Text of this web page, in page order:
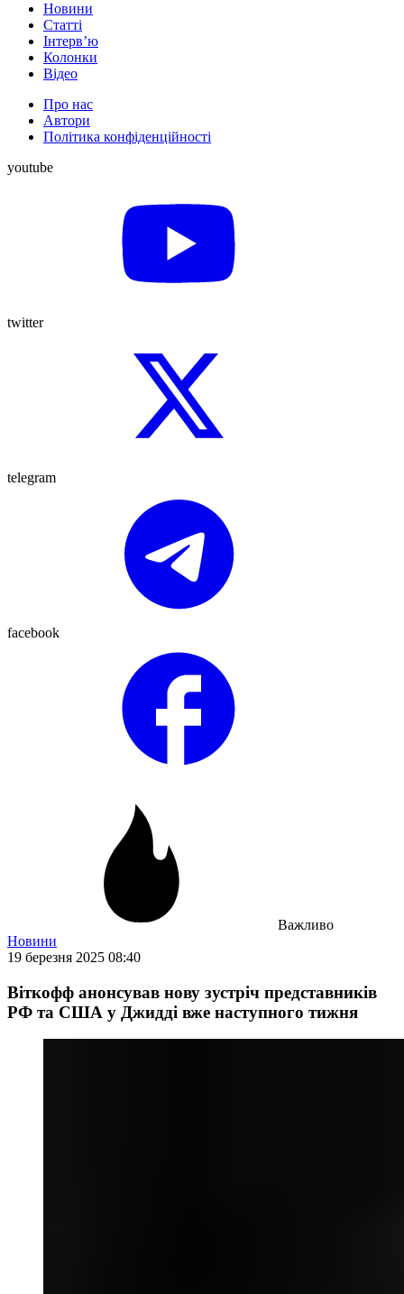
Новини
Статті
Інтерв’ю
Колонки
Відео
Про нас
Автори
Політика конфіденційності
youtube
twitter
telegram
facebook
Важливо
Новини
19 березня 2025 08:40
Віткофф анонсував нову зустріч представників
РФ та США у Джидді вже наступного тижня